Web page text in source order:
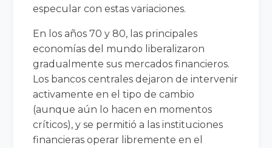
especular con estas variaciones.
En los años 70 y 80, las principales
economías del mundo liberalizaron
gradualmente sus mercados financieros.
Los bancos centrales dejaron de intervenir
activamente en el tipo de cambio
(aunque aún lo hacen en momentos
críticos), y se permitió a las instituciones
financieras operar libremente en el